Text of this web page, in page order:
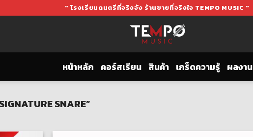
" โรงเรียนดนตรีที่จริงจัง ร้านขายที่จริงใจ TEMPO MUSIC "
หน้าหลัก คอร์สเรียน สินค้า เกร็ดความรู้ ผลงาน
SNARE”